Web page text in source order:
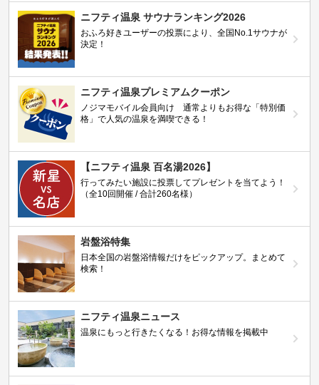
ニフティ温泉 サウナランキング2026
おふろ好きユーザーの投票により、全国No.1サウナが
決定！
ニフティ温泉プレミアムクーポン
ノジマモバイル会員向け 通常よりもお得な「特別価
格」で人気の温泉を満喫できる！
【ニフティ温泉 百名湯2026】
行ってみたい施設に投票してプレゼントを当てよう！
（全10回開催 / 合計260名様）
岩盤浴特集
日本全国の岩盤浴情報だけをピックアップ。まとめて
検索！
ニフティ温泉ニュース
温泉にもっと行きたくなる！お得な情報を掲載中